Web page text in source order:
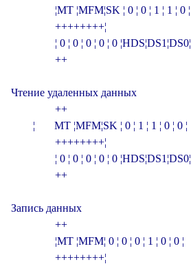
                ¦MT ¦MFM¦SK ¦ 0 ¦ 0 ¦ 1 ¦ 1 ¦ 0 ¦
                +­­­+­­­+­­­+­­­+­­­+­­­+­­­+­­­¦
                ¦ 0 ¦ 0 ¦ 0 ¦ 0 ¦ 0 ¦HDS¦DS1¦DS0¦
                +­­­­­­­­­­­­­­­­­­­­­­­­­­­­­­­+
Чтение удаленных данных
                +­­­­­­­­­­­­­­­­­­­­­­­­­­­­­­­+
        ¦       MT ¦MFM¦SK ¦ 0 ¦ 1 ¦ 1 ¦ 0 ¦ 0 ¦
                +­­­+­­­+­­­+­­­+­­­+­­­+­­­+­­­¦
                ¦ 0 ¦ 0 ¦ 0 ¦ 0 ¦ 0 ¦HDS¦DS1¦DS0¦
                +­­­­­­­­­­­­­­­­­­­­­­­­­­­­­­­+
Запись данных
                +­­­­­­­­­­­­­­­­­­­­­­­­­­­­­­­+
                ¦MT ¦MFM¦ 0 ¦ 0 ¦ 0 ¦ 1 ¦ 0 ¦ 0 ¦
                +­­­+­­­+­­­+­­­+­­­+­­­+­­­+­­­¦